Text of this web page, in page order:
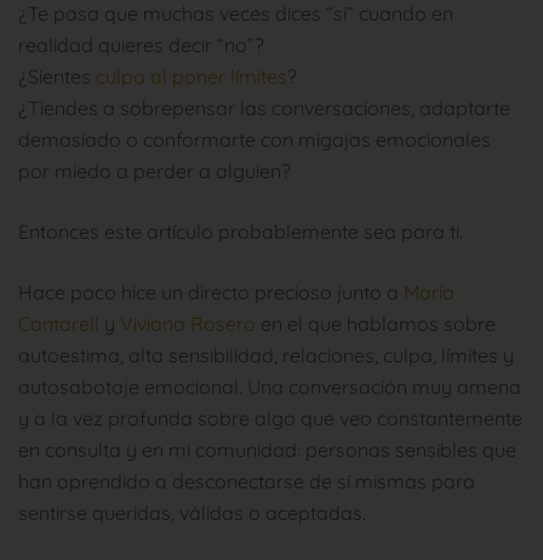
¿Te pasa que muchas veces dices “sí” cuando en
realidad quieres decir “no”?
¿Sientes culpa al poner límites?
¿Tiendes a sobrepensar las conversaciones, adaptarte
demasiado o conformarte con migajas emocionales
por miedo a perder a alguien?
Entonces este artículo probablemente sea para ti.
Hace poco hice un directo precioso junto a María
Cantarell y Viviana Rosero en el que hablamos sobre
autoestima, alta sensibilidad, relaciones, culpa, límites y
autosabotaje emocional. Una conversación muy amena
y a la vez profunda sobre algo que veo constantemente
en consulta y en mi comunidad: personas sensibles que
han aprendido a desconectarse de sí mismas para
sentirse queridas, válidas o aceptadas.